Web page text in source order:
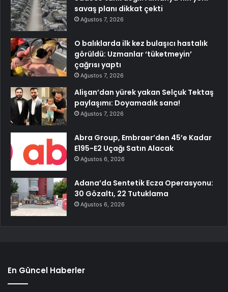
savaş planı dikkat çekti
Ağustos 7, 2026
O balıklarda ilk kez bulaşıcı hastalık
görüldü: Uzmanlar ‘tüketmeyin’
çağrısı yaptı
Ağustos 7, 2026
Alişan’dan yürek yakan Selçuk Tektaş
paylaşımı: Doyamadık sana!
Ağustos 7, 2026
Abra Group, Embraer’den 45’e Kadar
E195-E2 Uçağı Satın Alacak
Ağustos 6, 2026
Adana’da Sentetik Ecza Operasyonu:
30 Gözaltı, 22 Tutuklama
Ağustos 6, 2026
En Güncel Haberler